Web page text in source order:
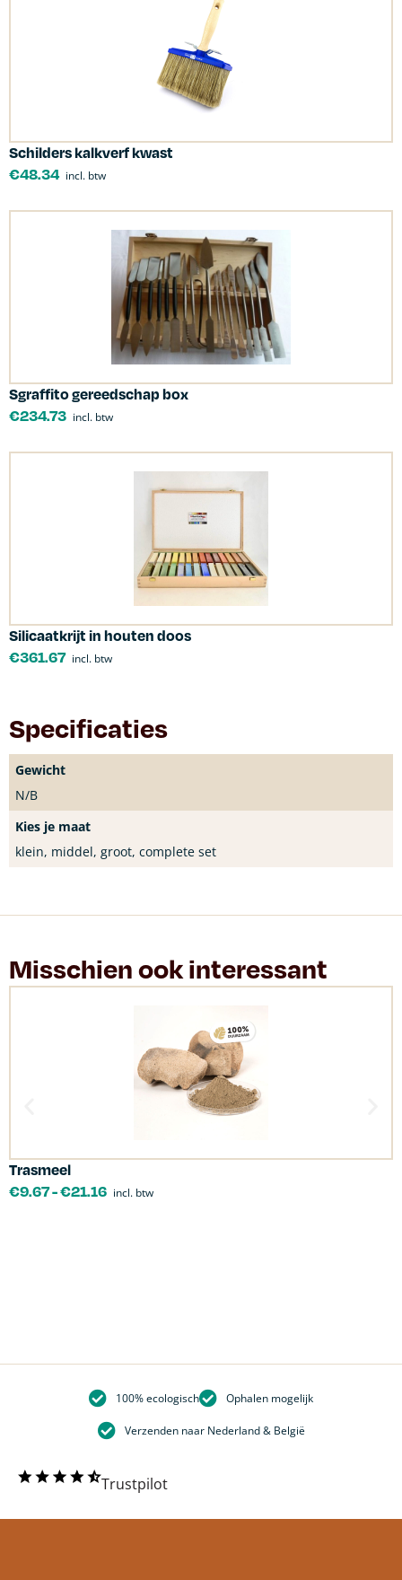
Schilders kalkverf kwast
€48.34 incl. btw
Sgraffito gereedschap box
€234.73 incl. btw
Silicaatkrijt in houten doos
€361.67 incl. btw
Specificaties
Gewicht
N/B
Kies je maat
klein, middel, groot, complete set
Misschien ook interessant
Trasmeel
€9.67-€21.16 incl. btw
100% ecologisch Ophalen mogelijk
Verzenden naar Nederland & België
Trustpilot